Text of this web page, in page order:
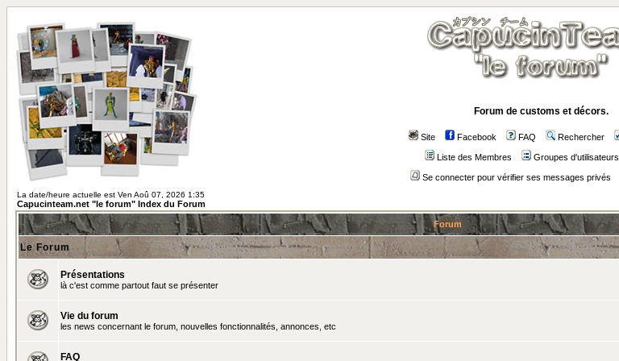
Forum de customs et décors.
Site Facebook FAQ Rechercher
Liste des Membres Groupes d'utilisateurs
Se connecter pour vérifier ses messages privés
La date/heure actuelle est Ven Aoû 07, 2026 1:35
Capucinteam.net "le forum" Index du Forum
Forum
Le Forum
Présentations
là c'est comme partout faut se présenter
Vie du forum
les news concernant le forum, nouvelles fonctionnalités, annonces, etc
FAQ